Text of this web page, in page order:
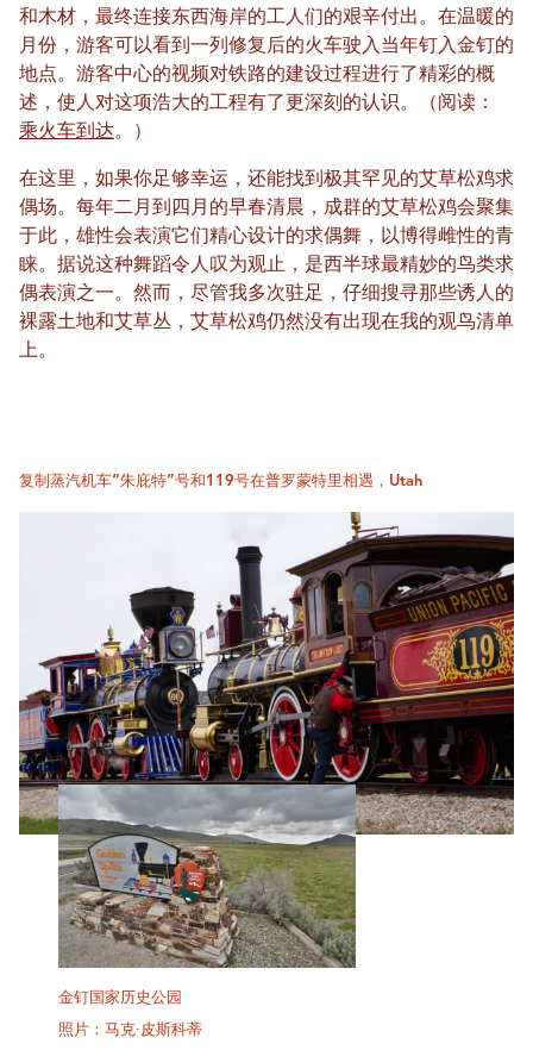
和木材，最终连接东西海岸的工人们的艰辛付出。在温暖的
月份，游客可以看到一列修复后的火车驶入当年钉入金钉的
地点。游客中心的视频对铁路的建设过程进行了精彩的概
述，使人对这项浩大的工程有了更深刻的认识。（阅读：
乘火车到达。）
在这里，如果你足够幸运，还能找到极其罕见的艾草松鸡求
偶场。每年二月到四月的早春清晨，成群的艾草松鸡会聚集
于此，雄性会表演它们精心设计的求偶舞，以博得雌性的青
睐。据说这种舞蹈令人叹为观止，是西半球最精妙的鸟类求
偶表演之一。然而，尽管我多次驻足，仔细搜寻那些诱人的
裸露土地和艾草丛，艾草松鸡仍然没有出现在我的观鸟清单
上。
金钉国家历史公园
照片：马克·皮斯科蒂
复制蒸汽机车“朱庇特”号和119号在普罗蒙特里相遇，Utah